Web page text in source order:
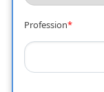
Profession*